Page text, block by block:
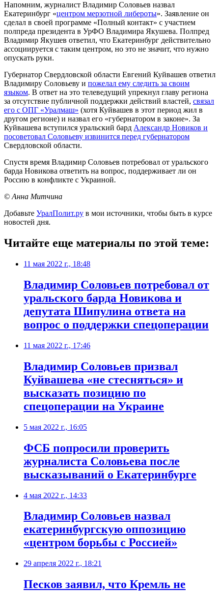
Напомним, журналист Владимир Соловьев назвал
Екатеринбург «центром мерзотной либероты». Заявление он
сделал в своей программе «Полный контакт» с участием
полпреда президента в УрФО Владимира Якушева. Полпред
Владимир Якушев ответил, что Екатеринбург действительно
ассоциируется с таким центром, но это не значит, что нужно
опускать руки.
Губернатор Свердловской области Евгений Куйвашев ответил
Владимиру Соловьеву и пожелал ему следить за своим
языком. В ответ на это телеведущий упрекнул главу региона
за отсутствие публичной поддержки действий властей, связал
его с ОПГ «Уралмаш» (хотя Куйвашев в этот период жил в
другом регионе) и назвал его «губернатором в законе». За
Куйвашева вступился уральский бард Александр Новиков и
посоветовал Соловьеву извинится перед губернатором
Свердловской области.
Спустя время Владимир Соловьев потребовал от уральского
барда Новикова ответить на вопрос, поддерживает ли он
Россию в конфликте с Украиной.
© Анна Митчина
Добавьте УралПолит.ру в мои источники, чтобы быть в курсе
новостей дня.
Читайте еще материалы по этой теме:
11 мая 2022 г., 18:48
​Владимир Соловьев потребовал от
уральского барда Новикова и
депутата Шипулина ответа на
вопрос о поддержки спецоперации
11 мая 2022 г., 17:46
Владимир Соловьев призвал
Куйвашева «не стесняться» и
высказать позицию по
спецоперации на Украине
5 мая 2022 г., 16:05
ФСБ попросили проверить
журналиста Соловьева после
высказываний о Екатеринбурге
4 мая 2022 г., 14:33
Владимир Соловьев назвал
екатеринбургскую оппозицию
«центром борьбы с Россией»
29 апреля 2022 г., 18:21
Песков заявил, что Кремль не